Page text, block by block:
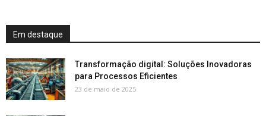
Em destaque
Transformação digital: Soluções Inovadoras
para Processos Eficientes
23 de maio de 2025